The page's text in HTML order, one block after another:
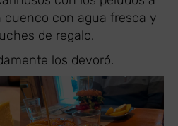
cuenco con agua fresca y
de regalo.
los devoró.